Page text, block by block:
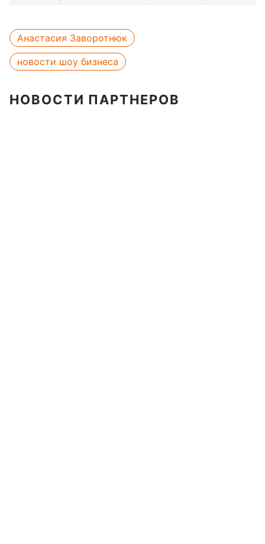
Анастасия Заворотнюк
новости шоу бизнеса
НОВОСТИ ПАРТНЕРОВ